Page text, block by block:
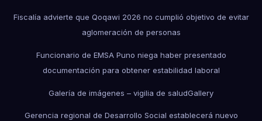
Fiscalía advierte que Qoqawi 2026 no cumplió objetivo de evitar
aglomeración de personas
Funcionario de EMSA Puno niega haber presentado
documentación para obtener estabilidad laboral
Galería de imágenes – vigilia de saludGallery
Gerencia regional de Desarrollo Social establecerá nuevo